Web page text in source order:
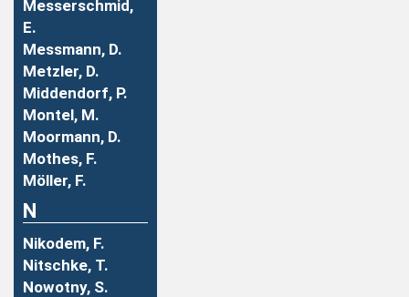
Messerschmid,
E.
Messmann, D.
Metzler, D.
Middendorf, P.
Montel, M.
Moormann, D.
Mothes, F.
Möller, F.
N
Nikodem, F.
Nitschke, T.
Nowotny, S.